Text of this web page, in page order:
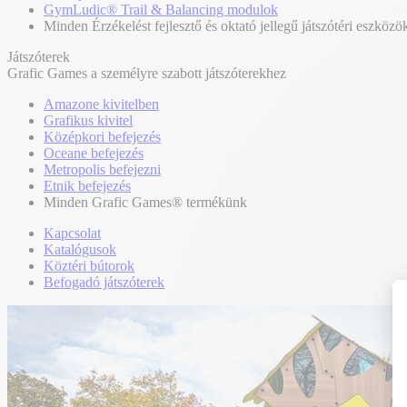
GymLudic® Trail & Balancing modulok
Minden Érzékelést fejlesztő és oktató jellegű játszótéri
Játszóterek
Grafic Games a személyre szabott játszóterekhez
Amazone kivitelben
Grafikus kivitel
Középkori befejezés
Oceane befejezés
Metropolis befejezni
Etnik befejezés
Minden Grafic Games® termékünk
Kapcsolat
Katalógusok
Köztéri bútorok
Befogadó játszóterek